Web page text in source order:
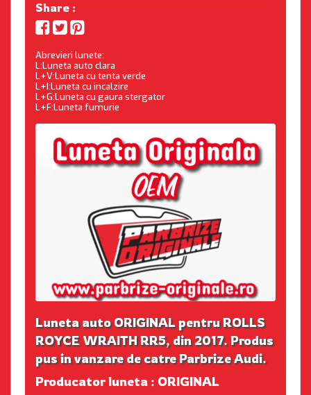
Share :
Abrevieri lunete:
L:Luneta auto clara
L+V:Luneta cu tenta verde
L+I:Luneta cu incalzire
L+G:Luneta cu gaura stergator
L+F:Luneta fumurie
Luneta auto ORIGINAL pentru ROLLS
ROYCE WRAITH RR5, din 2017. Produs
pus in vanzare de catre Parbrize Audi.
Producator luneta : ORIGINAL